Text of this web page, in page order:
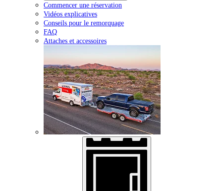
Commencer une réservation
Vidéos explicatives
Conseils pour le remorquage
FAQ
Attaches et accessoires